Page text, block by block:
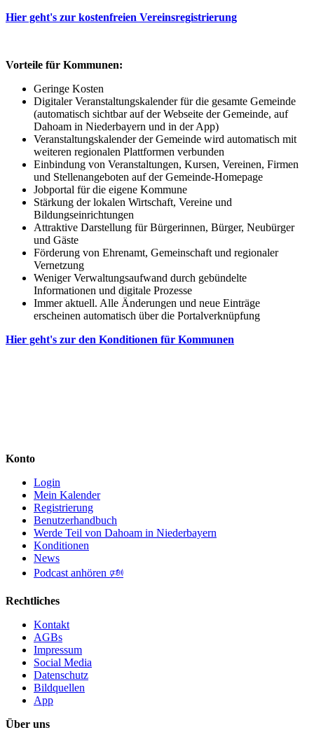
Hier geht's zur kostenfreien Vereinsregistrierung
Vorteile für Kommunen:
Geringe Kosten
Digitaler Veranstaltungskalender für die gesamte Gemeinde
(automatisch sichtbar auf der Webseite der Gemeinde, auf
Dahoam in Niederbayern und in der App)
Veranstaltungskalender der Gemeinde wird automatisch mit
weiteren regionalen Plattformen verbunden
Einbindung von Veranstaltungen, Kursen, Vereinen, Firmen
und Stellenangeboten auf der Gemeinde-Homepage
Jobportal für die eigene Kommune
Stärkung der lokalen Wirtschaft, Vereine und
Bildungseinrichtungen
Attraktive Darstellung für Bürgerinnen, Bürger, Neubürger
und Gäste
Förderung von Ehrenamt, Gemeinschaft und regionaler
Vernetzung
Weniger Verwaltungsaufwand durch gebündelte
Informationen und digitale Prozesse
Immer aktuell. Alle Änderungen und neue Einträge
erscheinen automatisch über die Portalverknüpfung
Hier geht's zur den Konditionen für Kommunen
Konto
Login
Mein Kalender
Registrierung
Benutzerhandbuch
Werde Teil von Dahoam in Niederbayern
Konditionen
News
Podcast anhören 🕬
Rechtliches
Kontakt
AGBs
Impressum
Social Media
Datenschutz
Bildquellen
App
Über uns